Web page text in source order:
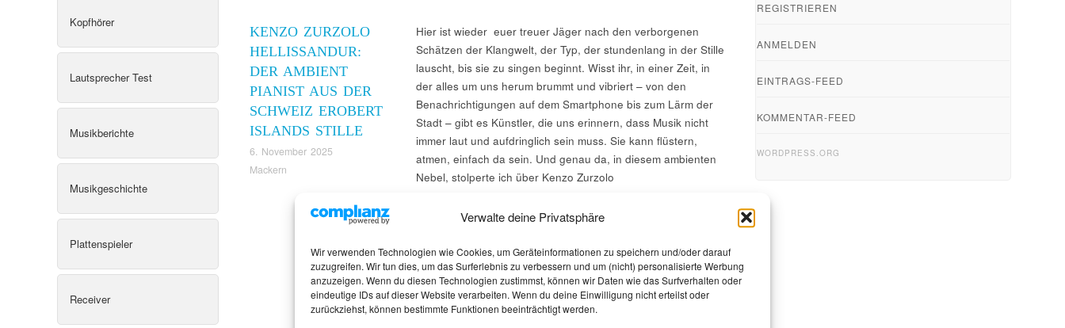
Verwalte deine Privatsphäre
Wir verwenden Technologien wie Cookies, um Geräteinformationen zu speichern und/oder darauf
zuzugreifen. Wir tun dies, um das Surferlebnis zu verbessern und um (nicht) personalisierte Werbung
anzuzeigen. Wenn du diesen Technologien zustimmst, können wir Daten wie das Surfverhalten oder
eindeutige IDs auf dieser Website verarbeiten. Wenn du deine Einwilligung nicht erteilst oder
zurückziehst, können bestimmte Funktionen beeinträchtigt werden.
Kopfhörer
Lautsprecher Test
Musikberichte
Musikgeschichte
Plattenspieler
Receiver
KENZO ZURZOLO
HELLISSANDUR:
DER AMBIENT
PIANIST AUS DER
SCHWEIZ EROBERT
ISLANDS STILLE
6. November 2025
Mackern
Hier ist wieder euer treuer Jäger nach den verborgenen
Schätzen der Klangwelt, der Typ, der stundenlang in der Stille
lauscht, bis sie zu singen beginnt. Wisst ihr, in einer Zeit, in
der alles um uns herum brummt und vibriert – von den
Benachrichtigungen auf dem Smartphone bis zum Lärm der
Stadt – gibt es Künstler, die uns erinnern, dass Musik nicht
immer laut und aufdringlich sein muss. Sie kann flüstern,
atmen, einfach da sein. Und genau da, in diesem ambienten
Nebel, stolperte ich über Kenzo Zurzolo
REGISTRIEREN
ANMELDEN
EINTRAGS-FEED
KOMMENTAR-FEED
WORDPRESS.ORG